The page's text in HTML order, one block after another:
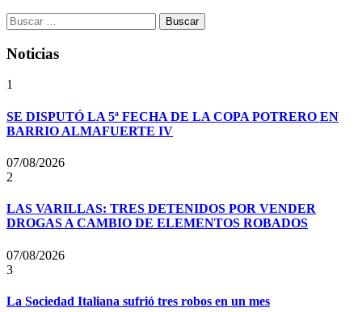
Buscar:
Noticias
1
SE DISPUTÓ LA 5ª FECHA DE LA COPA POTRERO EN
BARRIO ALMAFUERTE IV
07/08/2026
2
LAS VARILLAS: TRES DETENIDOS POR VENDER
DROGAS A CAMBIO DE ELEMENTOS ROBADOS
07/08/2026
3
La Sociedad Italiana sufrió tres robos en un mes